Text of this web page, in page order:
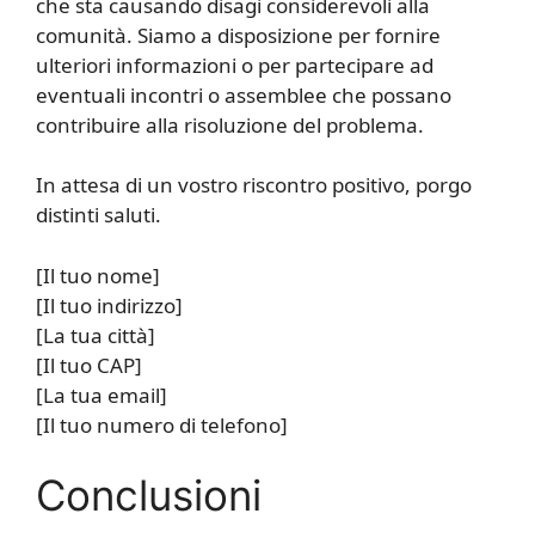
comunità. Siamo a disposizione per fornire
ulteriori informazioni o per partecipare ad
eventuali incontri o assemblee che possano
contribuire alla risoluzione del problema.
In attesa di un vostro riscontro positivo, porgo
distinti saluti.
[Il tuo nome]
[Il tuo indirizzo]
[La tua città]
[Il tuo CAP]
[La tua email]
[Il tuo numero di telefono]
Conclusioni